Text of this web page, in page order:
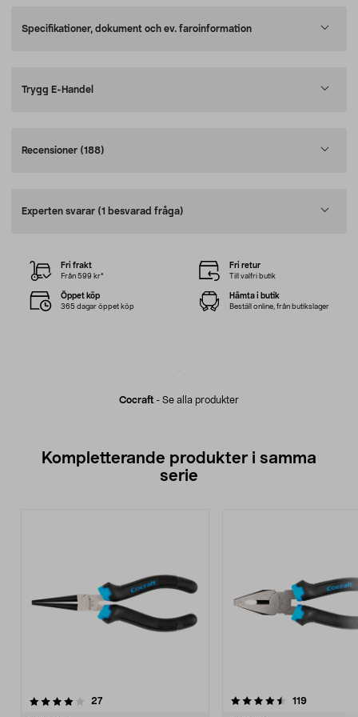
Specifikationer, dokument och ev. faroinformation
Trygg E-Handel
Recensioner (188)
Experten svarar (1 besvarad fråga)
Cocraft - Se alla produkter
Fri frakt
Från 599 kr*
Fri retur
Till valfri butik
Öppet köp
365 dagar öppet köp
Hämta i butik
Beställ online, från butikslager
Kompletterande produkter i samma
serie
27recensioner
4.5av 5 stjärnor 119
4.5av 5 stjärnor